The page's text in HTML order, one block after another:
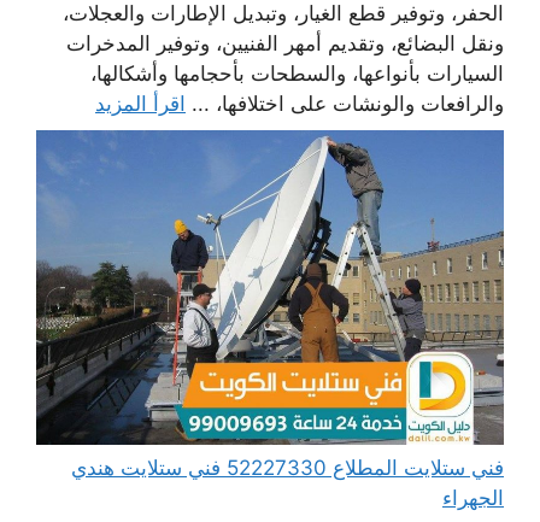
الحفر، وتوفير قطع الغيار، وتبديل الإطارات والعجلات،
ونقل البضائع، وتقديم أمهر الفنيين، وتوفير المدخرات
السيارات بأنواعها، والسطحات بأحجامها وأشكالها،
والرافعات والونشات على اختلافها، ... اقرأ المزيد
فني ستلايت المطلاع 52227330 فني ستلايت هندي
الجهراء